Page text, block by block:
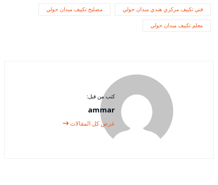
فني تكييف مركزي هندي ميدان حولي مصليح تكييف ميدان حولي
معلم تكييف ميدان حولي
كتب من قبل:
ammar
عرض كل المقالات